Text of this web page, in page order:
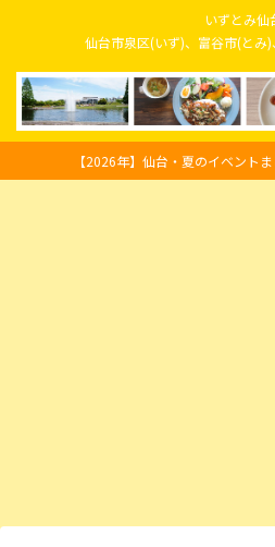
いずとみ仙
仙台市泉区(いず)、富谷市(とみ
【2026年】仙台・夏のイベント